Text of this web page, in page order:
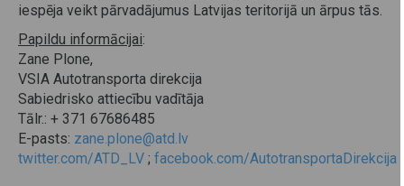
iespēja veikt pārvadājumus Latvijas teritorijā un ārpus tās.
Papildu informācijai:
Zane Plone,
VSIA Autotransporta direkcija
Sabiedrisko attiecību vadītāja
Tālr.: + 371 67686485
E-pasts: zane.plone@atd.lv
twitter.com/ATD_LV ; facebook.com/AutotransportaDirekcija